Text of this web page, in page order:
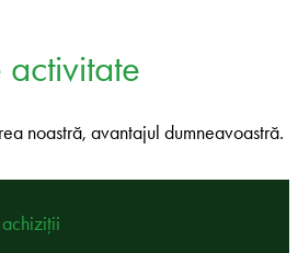
noastră, avantajul dumneavoastră.